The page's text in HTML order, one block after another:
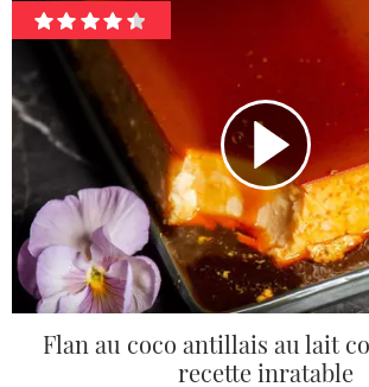
Flan au coco antillais au lait
recette inratable